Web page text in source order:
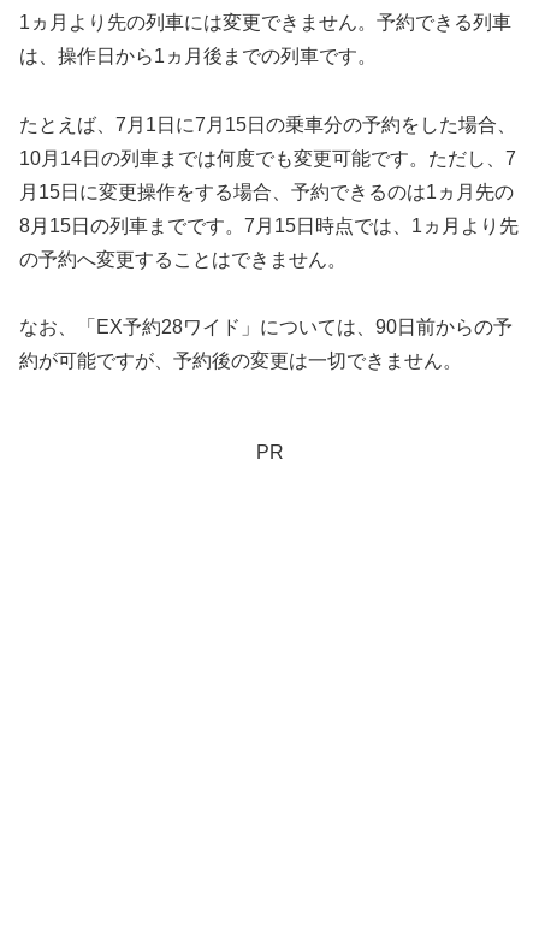
1ヵ月より先の列車には変更できません。予約できる列車
は、操作日から1ヵ月後までの列車です。
たとえば、7月1日に7月15日の乗車分の予約をした場合、
10月14日の列車までは何度でも変更可能です。ただし、7
月15日に変更操作をする場合、予約できるのは1ヵ月先の
8月15日の列車までです。7月15日時点では、1ヵ月より先
の予約へ変更することはできません。
なお、「EX予約28ワイド」については、90日前からの予
約が可能ですが、予約後の変更は一切できません。
PR